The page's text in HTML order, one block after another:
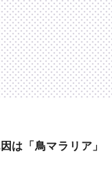
は「鳥マラリア」